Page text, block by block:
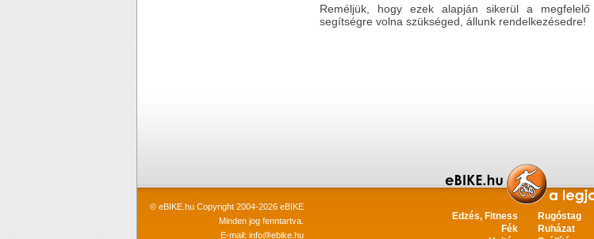
Reméljük, hogy ezek alapján sikerül a
segítségre volna szükséged, állunk rendelkezésedre!
© eBIKE.hu Copyright 2004-2026 eBIKE
Minden jog fenntartva.
E-mail: info@ebike.hu
Edzés, Fitness
Fék
Rugóstag
Ruházat